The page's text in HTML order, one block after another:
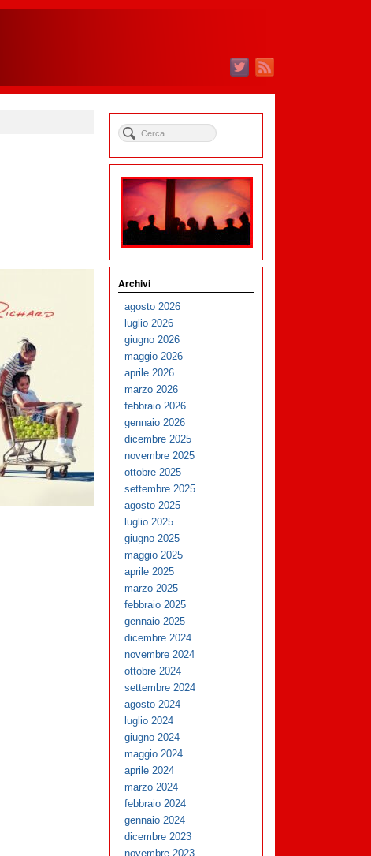
Archivi
agosto 2026
luglio 2026
giugno 2026
maggio 2026
aprile 2026
marzo 2026
febbraio 2026
gennaio 2026
dicembre 2025
novembre 2025
ottobre 2025
settembre 2025
agosto 2025
luglio 2025
giugno 2025
maggio 2025
aprile 2025
marzo 2025
febbraio 2025
gennaio 2025
dicembre 2024
novembre 2024
ottobre 2024
settembre 2024
agosto 2024
luglio 2024
giugno 2024
maggio 2024
aprile 2024
marzo 2024
febbraio 2024
gennaio 2024
dicembre 2023
novembre 2023